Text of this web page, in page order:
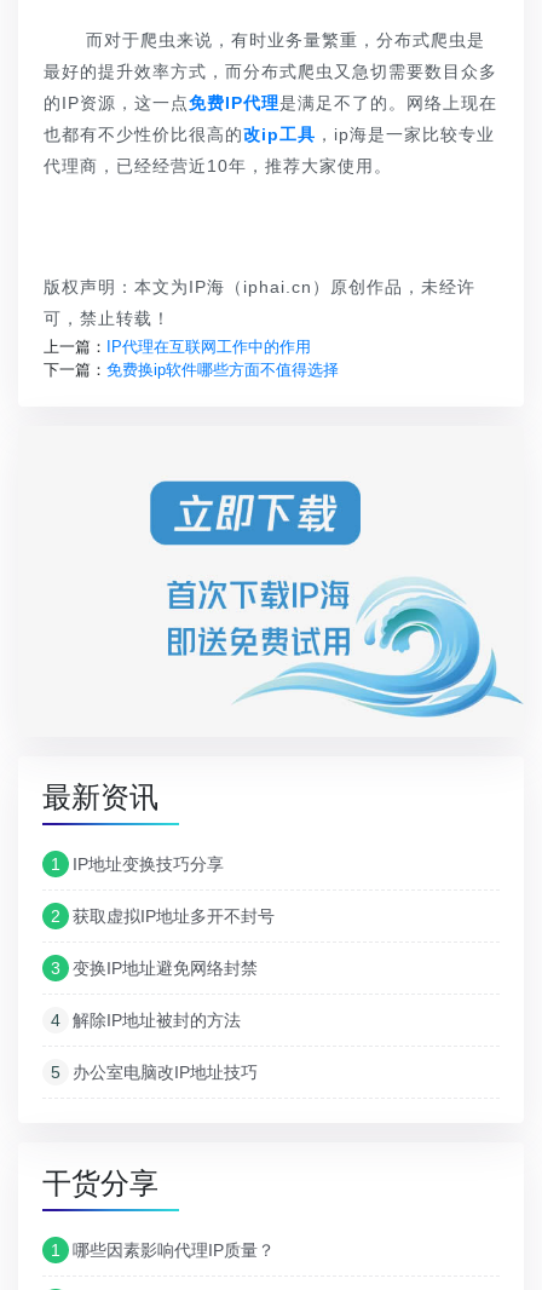
而对于爬虫来说，有时业务量繁重，分布式爬虫是
最好的提升效率方式，而分布式爬虫又急切需要数目众多
的IP资源，这一点免费IP代理是满足不了的。网络上现在
也都有不少性价比很高的改ip工具 ，ip海是一家比较专业
代理商，已经经营近10年，推荐大家使用。
版权声明：本文为IP海（iphai.cn）原创作品，未经许
可，禁止转载！
上一篇： IP代理在互联网工作中的作用
下一篇： 免费换ip软件哪些方面不值得选择
最新资讯
1 IP地址变换技巧分享
2 获取虚拟IP地址多开不封号
3 变换IP地址避免网络封禁
4 解除IP地址被封的方法
5 办公室电脑改IP地址技巧
干货分享
1 哪些因素影响代理IP质量？